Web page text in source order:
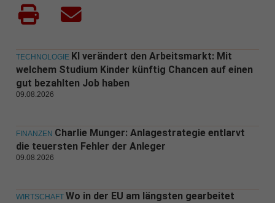
TECHNOLOGIE KI verändert den Arbeitsmarkt: Mit
welchem Studium Kinder künftig Chancen auf einen
gut bezahlten Job haben
09.08.2026
FINANZEN Charlie Munger: Anlagestrategie entlarvt
die teuersten Fehler der Anleger
09.08.2026
WIRTSCHAFT Wo in der EU am längsten gearbeitet